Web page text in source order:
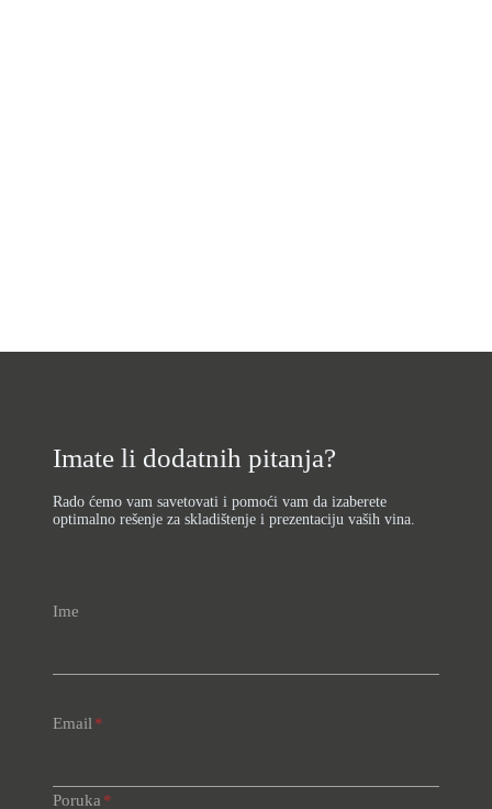
Imate li dodatnih pitanja?
Rado ćemo vam savetovati i pomoći vam da izaberete
optimalno rešenje za skladištenje i prezentaciju vaših vina.
Ime
Email *
Poruka *